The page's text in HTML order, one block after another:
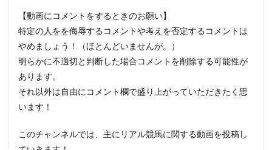
【動画にコメントをするときのお願い】
特定の人をを侮辱するコメントや考えを否定するコメントは
やめましょう！（ほとんどいませんが。）
明らかに不適切と判断した場合コメントを削除する可能性が
あります。
それ以外は自由にコメント欄で盛り上がっていただきたく思
います！
このチャンネルでは、主にリアル競馬に関する動画を投稿し